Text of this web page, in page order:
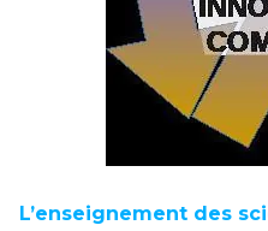
L’enseignement des